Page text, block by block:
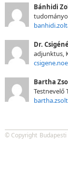
Bánhidi
Dr.
adjunktus,
Bartha
Testnevelő
© Copyright